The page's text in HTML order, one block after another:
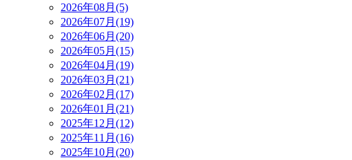
2026年08月(5)
2026年07月(19)
2026年06月(20)
2026年05月(15)
2026年04月(19)
2026年03月(21)
2026年02月(17)
2026年01月(21)
2025年12月(12)
2025年11月(16)
2025年10月(20)